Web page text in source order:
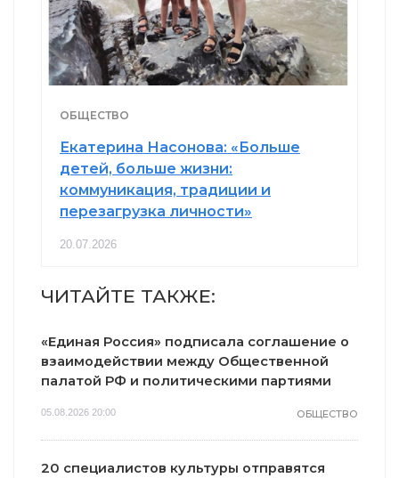
ОБЩЕСТВО
Екатерина Насонова: «Больше
детей, больше жизни:
коммуникация, традиции и
перезагрузка личности»
20.07.2026
ЧИТАЙТЕ ТАКЖЕ:
«Единая Россия» подписала соглашение о
взаимодействии между Общественной
палатой РФ и политическими партиями
05.08.2026 20:00 ОБЩЕСТВО
20 специалистов культуры отправятся